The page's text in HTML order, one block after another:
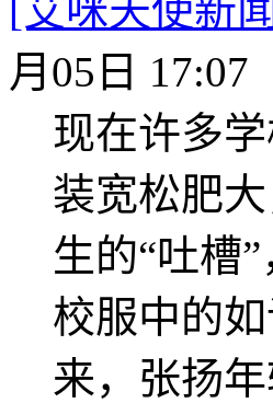
[艾咪天使新
月05日 17:07
现在许多
装宽松肥
生的“吐槽
校服中的
来，张扬